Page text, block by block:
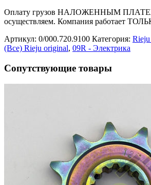
Оплату грузов НАЛОЖЕННЫМ
осуществляем. Компания работает
Артикул: 0/000.720.9100 Категория: Rieju
(Все) Rieju original, 09R - Электрика
Сопутствующие товары